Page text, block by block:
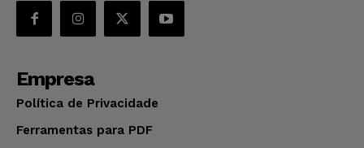
Empresa
Política de Privacidade
Ferramentas para PDF